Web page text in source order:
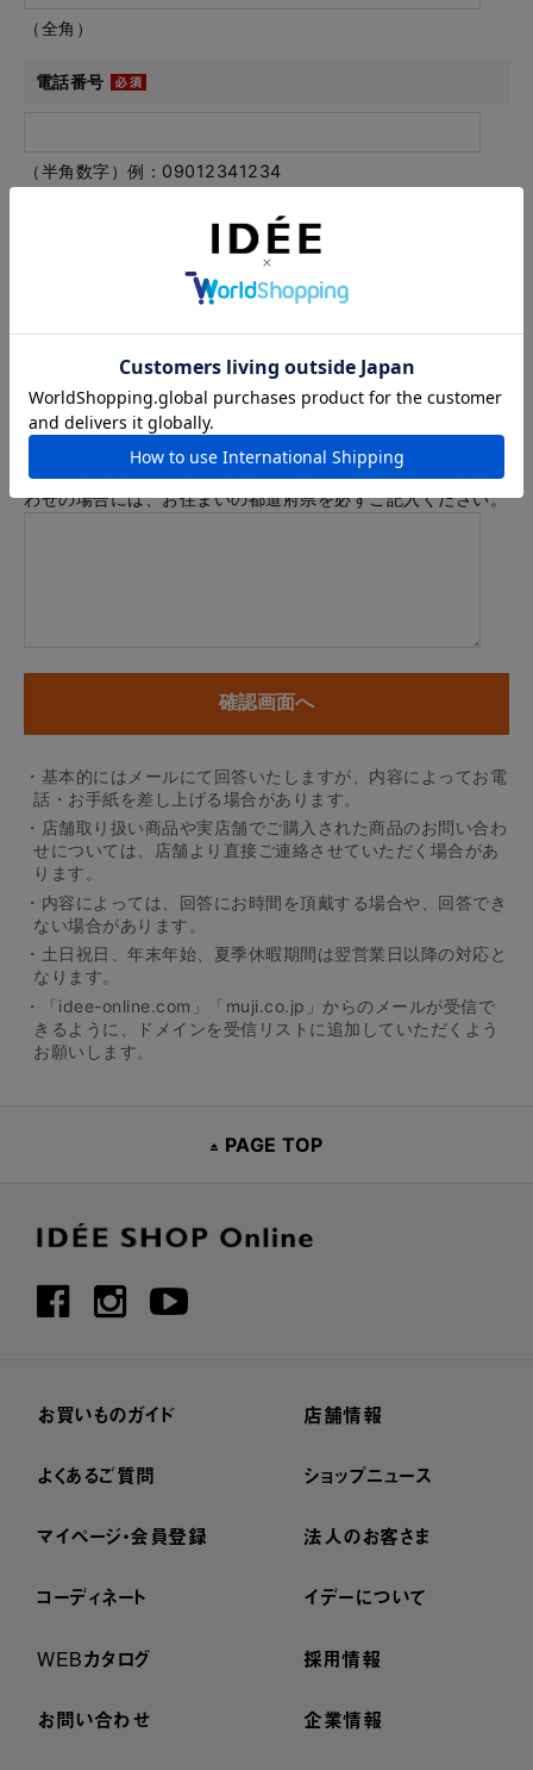
（全角）
電話番号
（半角数字）例：09012341234
アドレスはご利用いただけません
内容
※商品に関するお問い合わせ、納期・お届けに関するお問い合
わせの場合には、お住まいの都道府県を必ずご記入ください。
・基本的にはメールにて回答いたしますが、内容によってお電
話・お手紙を差し上げる場合があります。
・店舗取り扱い商品や実店舗でご購入された商品のお問い合わ
せについては、店舗より直接ご連絡させていただく場合があ
ります。
・内容によっては、回答にお時間を頂戴する場合や、回答でき
ない場合があります。
・土日祝日、年末年始、夏季休暇期間は翌営業日以降の対応と
なります。
・「idee-online.com」「muji.co.jp」からのメールが受信で
きるように、ドメインを受信リストに追加していただくよう
お願いします。
PAGE TOP
お買いものガイド
よくあるご質問
マイページ・会員登録
コーディネート
WEBカタログ
お問い合わせ
店舗情報
ショップニュース
法人のお客さま
イデーについて
採用情報
企業情報